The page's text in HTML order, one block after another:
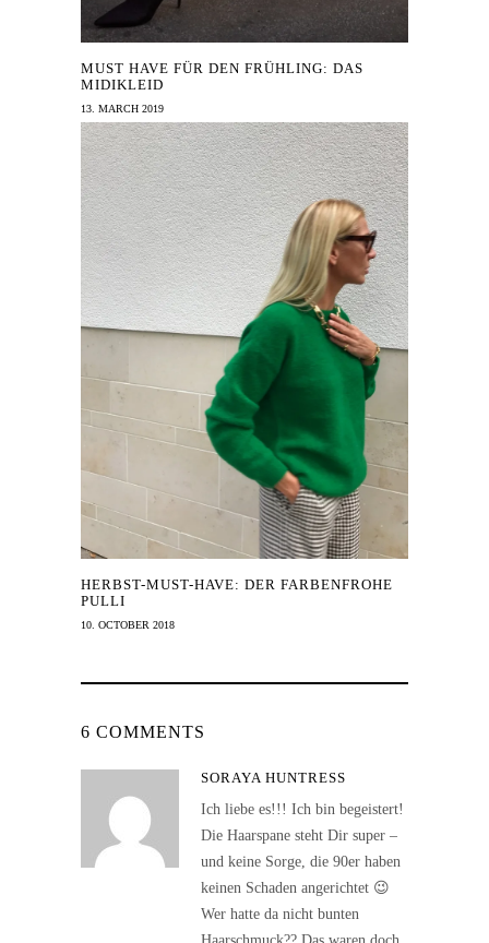
MUST HAVE FÜR DEN FRÜHLING: DAS
MIDIKLEID
13. MARCH 2019
HERBST-MUST-HAVE: DER FARBENFROHE
PULLI
10. OCTOBER 2018
6 COMMENTS
SORAYA HUNTRESS
Ich liebe es!!! Ich bin begeistert!
Die Haarspane steht Dir super –
und keine Sorge, die 90er haben
keinen Schaden angerichtet 😉
Wer hatte da nicht bunten